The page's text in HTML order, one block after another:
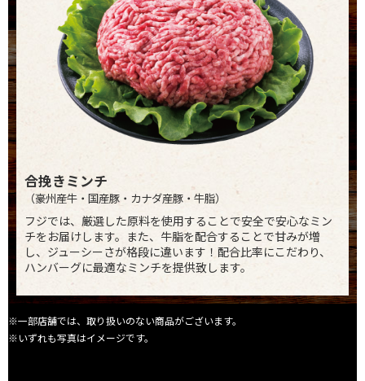
合挽きミンチ
（豪州産牛・国産豚・カナダ産豚・牛脂）
フジでは、厳選した原料を使用することで安全で安心なミン
チをお届けします。また、牛脂を配合することで甘みが増
し、ジューシーさが格段に違います！配合比率にこだわり、
ハンバーグに最適なミンチを提供致します。
※一部店舗では、取り扱いのない商品がございます。
※いずれも写真はイメージです。